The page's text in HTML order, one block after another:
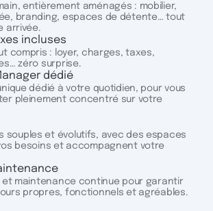
entièrement aménagés : mobilier,
branding, espaces de détente… tout
arrivée.
incluses
compris : loyer, charges, taxes,
zéro surprise.
dédié
dédié à votre quotidien, pour vous
pleinement concentré sur votre
souples et évolutifs, avec des espaces
besoins et accompagnent votre
et maintenance continue pour garantir
propres, fonctionnels et agréables.